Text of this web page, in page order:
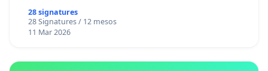
28 signatures
28 Signatures / 12 mesos
11 Mar 2026